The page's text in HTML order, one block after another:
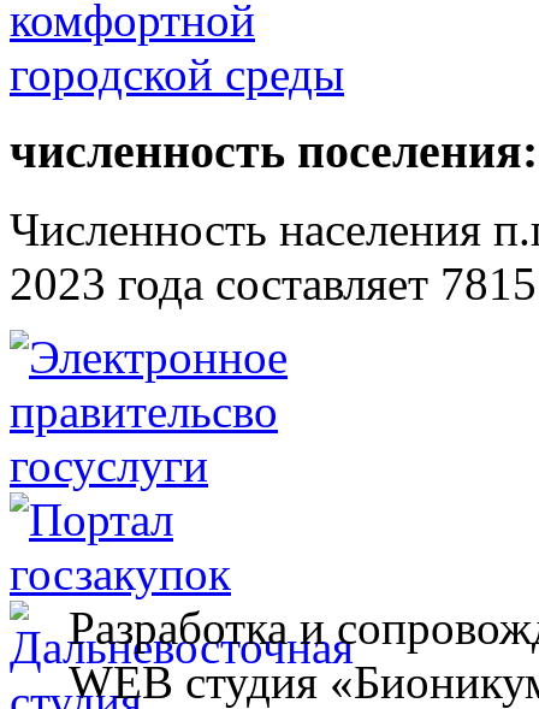
численность поселения:
Численность населения
2023 года составляет
Разработка и
WEB студия